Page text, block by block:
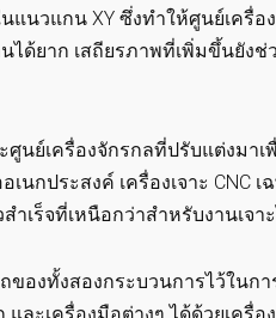
นวแกน XY ซึ่งทำให้ศูนย์เครื่อ
ได้ยาก เสถียรภาพที่เพิ่มขึ้นยังช่
ศูนย์เครื่องจักรกลที่ปรับแต่งมาเ
กประสงค์ เครื่องเจาะ CNC เ
เร็จที่เหนือกว่าสำหรับงานเจา
องทั้งสองกระบวนการไว้ในกา